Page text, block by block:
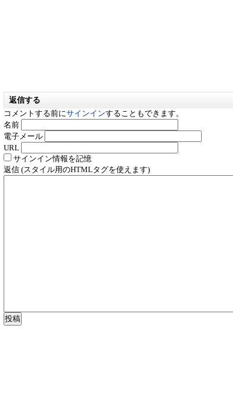
返信する
コメントする前にサインインすることもできます。
名前
電子メール
URL
サインイン情報を記憶
返信 (スタイル用のHTMLタグを使えます)